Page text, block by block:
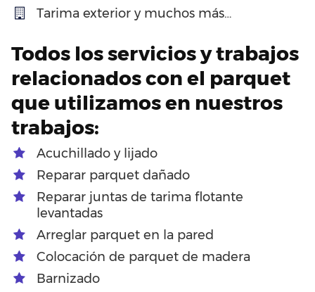
Tarima exterior y muchos más…
Todos los servicios y trabajos
relacionados con el parquet
que utilizamos en nuestros
trabajos:
Acuchillado y lijado
Reparar parquet dañado
Reparar juntas de tarima flotante
levantadas
Arreglar parquet en la pared
Colocación de parquet de madera
Barnizado